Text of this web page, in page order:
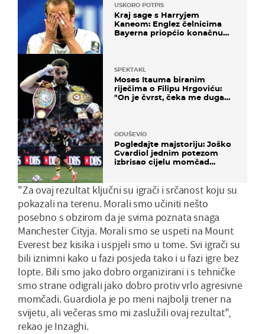
USKORO POTPIS
Kraj sage s Harryjem
Kaneom: Englez čelnicima
Bayerna priopćio konačnu
SPEKTAKL
Moses Itauma biranim
riječima o Filipu Hrgoviću:
"On je čvrst, čeka me duga
ODUŠEVIO
Pogledajte majstoriju: Joško
Gvardiol jednim potezom
izbrisao cijelu momčad
"Za ovaj rezultat ključni su igrači i srčanost koju su
pokazali na terenu. Morali smo učiniti nešto
posebno s obzirom da je svima poznata snaga
Manchester Cityja. Morali smo se uspeti na Mount
Everest bez kisika i uspjeli smo u tome. Svi igrači su
bili iznimni kako u fazi posjeda tako i u fazi igre bez
lopte. Bili smo jako dobro organizirani i s tehničke
smo strane odigrali jako dobro protiv vrlo agresivne
momčadi. Guardiola je po meni najbolji trener na
svijetu, ali večeras smo mi zaslužili ovaj rezultat",
rekao je Inzaghi.